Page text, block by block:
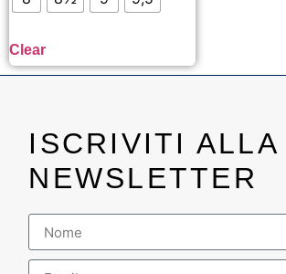
Clear
ISCRIVITI ALLA
NEWSLETTER